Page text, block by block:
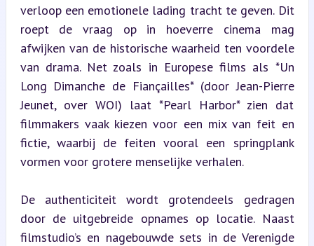
verloop een emotionele lading tracht te geven. Dit
roept de vraag op in hoeverre cinema mag
afwijken van de historische waarheid ten voordele
van drama. Net zoals in Europese films als *Un
Long Dimanche de Fiançailles* (door Jean-Pierre
Jeunet, over WOI) laat *Pearl Harbor* zien dat
filmmakers vaak kiezen voor een mix van feit en
fictie, waarbij de feiten vooral een springplank
vormen voor grotere menselijke verhalen.
De authenticiteit wordt grotendeels gedragen
door de uitgebreide opnames op locatie. Naast
filmstudio’s en nagebouwde sets in de Verenigde